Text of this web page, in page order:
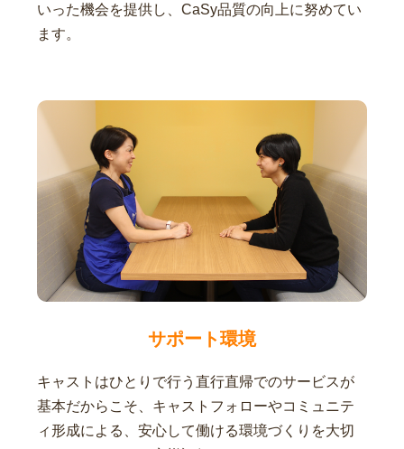
いった機会を提供し、CaSy品質の向上に努めてい
ます。
サポート環境
キャストはひとりで行う直行直帰でのサービスが
基本だからこそ、キャストフォローやコミュニテ
ィ形成による、安心して働ける環境づくりを大切